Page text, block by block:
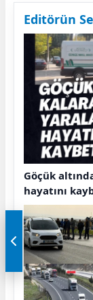
Editörün
Göçük
hayatını